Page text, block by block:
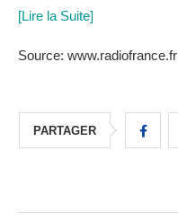
[Lire la Suite]
Source: www.radiofrance.fr
PARTAGER